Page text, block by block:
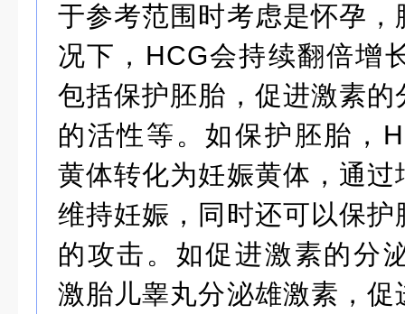
于参考范围时考虑是怀孕
况下，HCG会持续翻倍增
包括保护胚胎，促进激素
的活性等。如保护胚胎，
黄体转化为妊娠黄体，通
维持妊娠，同时还可以保
的攻击。如促进激素的分
激胎儿睾丸分泌雄激素，